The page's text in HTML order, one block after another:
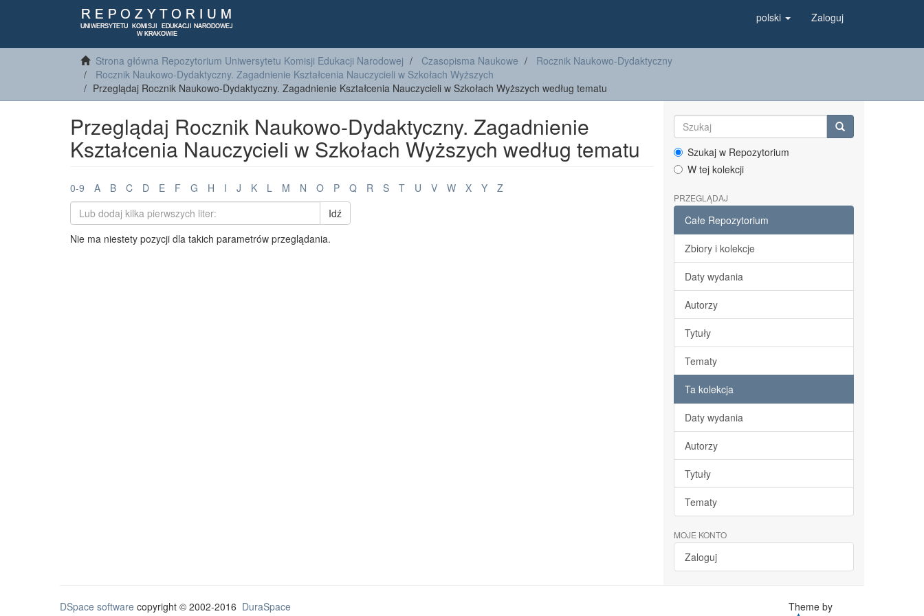
polski Zaloguj
Strona główna Repozytorium Uniwersytetu Komisji Edukacji Narodowej Czasopisma Naukowe
Rocznik Naukowo-Dydaktyczny
Rocznik Naukowo-Dydaktyczny. Zagadnienie Kształcenia Nauczycieli w Szkołach Wyższych
Przeglądaj Rocznik Naukowo-Dydaktyczny. Zagadnienie Kształcenia Nauczycieli w Szkołach Wyższych według tematu
Przeglądaj Rocznik Naukowo-Dydaktyczny. Zagadnienie
Kształcenia Nauczycieli w Szkołach Wyższych według tematu
0-9 A B C D E F G H I J K L M N O P Q R S T U V W X Y
Z
Idź
Nie ma niestety pozycji dla takich parametrów przeglądania.
Szukaj w Repozytorium
W tej kolekcji
PRZEGLĄDAJ
Całe Repozytorium
Zbiory i kolekcje
Daty wydania
Autorzy
Tytuły
Tematy
Ta kolekcja
Daty wydania
Autorzy
Tytuły
Tematy
MOJE KONTO
Zaloguj
DSpace software copyright © 2002-2016 DuraSpace
Theme by